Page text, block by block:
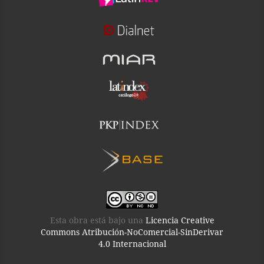
Esta obra está bajo una Licencia Creative
Commons Atribución-NoComercial-SinDerivar
4.0 Internacional